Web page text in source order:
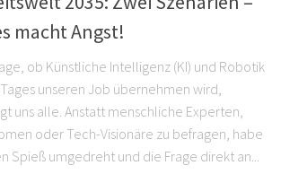
macht Angst!
ob Künstliche Intelligenz (KI) und Robotik
unseren Job übernehmen wird,
uns alle. Anstatt menschliche Experten,
oder Tech-Visionäre zu befragen, habe
Spieß umgedreht und die Frage direkt an...